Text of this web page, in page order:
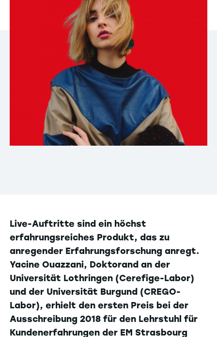
Live-Auftritte sind ein höchst
erfahrungsreiches Produkt, das zu
anregender Erfahrungsforschung anregt.
Yacine Ouazzani, Doktorand an der
Universität Lothringen (Cerefige-Labor)
und der Universität Burgund (CREGO-
Labor), erhielt den ersten Preis bei der
Ausschreibung 2018 für den Lehrstuhl für
Kundenerfahrungen der EM Strasbourg